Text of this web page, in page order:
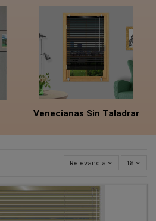
Venecianas Sin Taladrar
Relevancia 16